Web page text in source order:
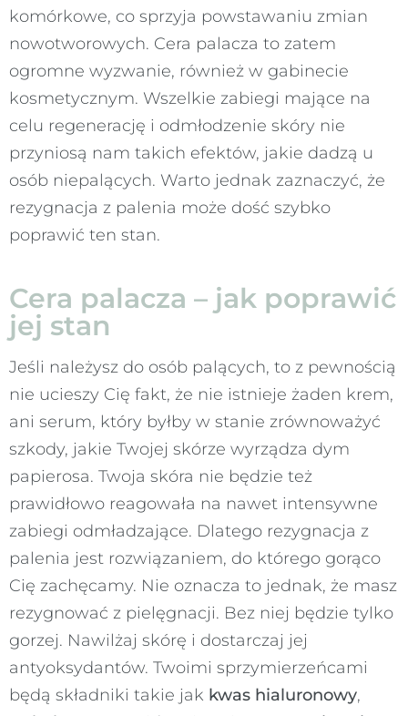
komórkowe, co sprzyja powstawaniu zmian
nowotworowych. Cera palacza to zatem
ogromne wyzwanie, również w gabinecie
kosmetycznym. Wszelkie zabiegi mające na
celu regenerację i odmłodzenie skóry nie
przyniosą nam takich efektów, jakie dadzą u
osób niepalących. Warto jednak zaznaczyć, że
rezygnacja z palenia może dość szybko
poprawić ten stan.
Cera palacza – jak poprawić
jej stan
Jeśli należysz do osób palących, to z pewnością
nie ucieszy Cię fakt, że nie istnieje żaden krem,
ani serum, który byłby w stanie zrównoważyć
szkody, jakie Twojej skórze wyrządza dym
papierosa. Twoja skóra nie będzie też
prawidłowo reagowała na nawet intensywne
zabiegi odmładzające. Dlatego rezygnacja z
palenia jest rozwiązaniem, do którego gorąco
Cię zachęcamy. Nie oznacza to jednak, że masz
rezygnować z pielęgnacji. Bez niej będzie tylko
gorzej. Nawilżaj skórę i dostarczaj jej
antyoksydantów. Twoimi sprzymierzeńcami
będą składniki takie jak kwas hialuronowy,